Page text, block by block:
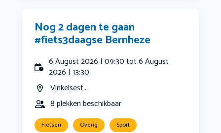
Nog 2 dagen te gaan
#fiets3daagse Bernheze
6 August 2026 | 09:30 tot 6 August
2026 | 13:30
Vinkelsest...
8 plekken beschikbaar
Fietsen Overig Sport